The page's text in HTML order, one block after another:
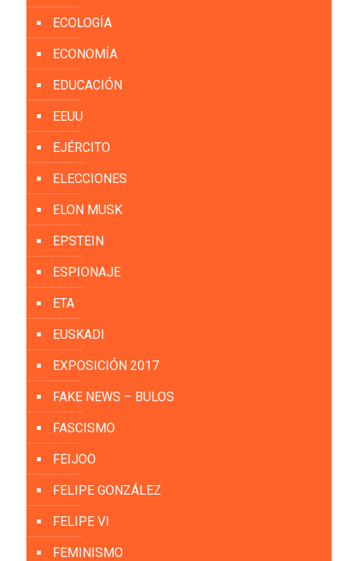
ECOLOGÍA
ECONOMÍA
EDUCACIÓN
EEUU
EJÉRCITO
ELECCIONES
ELON MUSK
EPSTEIN
ESPIONAJE
ETA
EUSKADI
EXPOSICIÓN 2017
FAKE NEWS – BULOS
FASCISMO
FEIJOO
FELIPE GONZÁLEZ
FELIPE VI
FEMINISMO